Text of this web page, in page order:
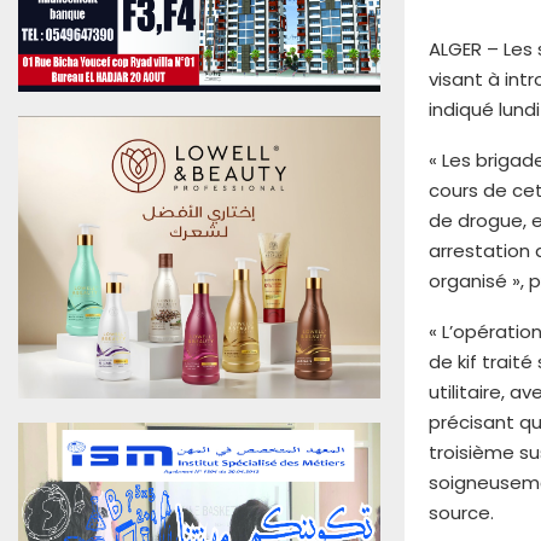
ALGER –
visant à
indiqué
« Les
cours de
de drogue,
arrestation
organisé »,
«
de kif traité
utilitaire,
précisant
troisième
source.
u
0
6
A
o
6
i
o
°
4